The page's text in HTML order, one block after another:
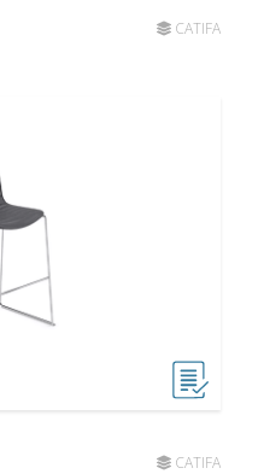
CATIFA
CATIFA